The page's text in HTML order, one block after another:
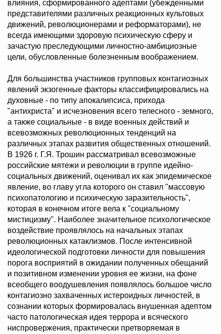
влияния, сформированного адептами (убежденными
представителями различных реакционных культовых
движений, революционерами и реформаторами), не
всегда имеющими здоровую психическую сферу и
зачастую преследующими личностно-амбициозные
цели, обусловленные болезненным воображением.
Для большинства участников групповых контагиозных
явлений экзогенные факторы классифицировались на
духовные - по типу апокалипсиса, прихода
"антихриста" и исчезновения всего телесного - земного,
а также социальные - в виде военных действий и
всевозможных революционных тенденций на
различных этапах развития общественных отношений.
В 1926 г. Г.Я. Трошин рассматривал всевозможные
российские мятежи и революции в группе идейно-
социальных движений, оценивал их как эпидемическое
явление, во главу угла которого он ставил "массовую
психопатологию и психическую заразительность",
которая в конечном итоге вела к "социальному
мистицизму". Наиболее значительное психологическое
воздействие проявлялось на начальных этапах
революционных катаклизмов. После интенсивной
идеологической подготовки личности для повышения
порога восприятий в ожидании полученных обещаний
и позитивном изменении уровня ее жизни, на фоне
всеобщего воодушевления появлялось большое число
контагиозно захваченных истероидных личностей, в
сознании которых формировалась внушенная адептом
часто патологическая идея террора и всяческого
ниспровержения, практически претворяемая в